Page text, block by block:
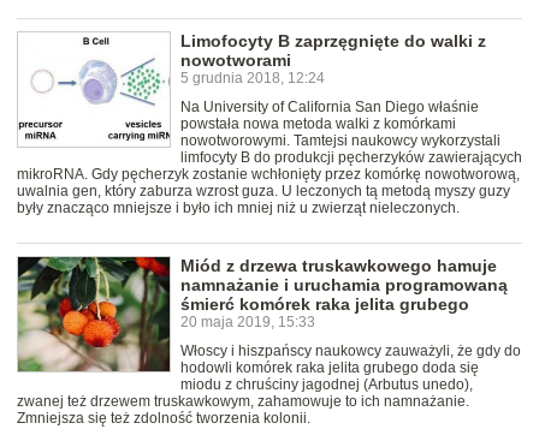
Limofocyty B zaprzęgnięte do walki z
nowotworami
5 grudnia 2018, 12:24
Na University of California San Diego właśnie
powstała nowa metoda walki z komórkami
nowotworowymi. Tamtejsi naukowcy wykorzystali
limfocyty B do produkcji pęcherzyków zawierających
mikroRNA. Gdy pęcherzyk zostanie wchłonięty przez komórkę nowotworową,
uwalnia gen, który zaburza wzrost guza. U leczonych tą metodą myszy guzy
były znacząco mniejsze i było ich mniej niż u zwierząt nieleczonych.
Miód z drzewa truskawkowego hamuje
namnażanie i uruchamia programowaną
śmierć komórek raka jelita grubego
20 maja 2019, 15:33
Włoscy i hiszpańscy naukowcy zauważyli, że gdy do
hodowli komórek raka jelita grubego doda się
miodu z chruściny jagodnej (Arbutus unedo),
zwanej też drzewem truskawkowym, zahamowuje to ich namnażanie.
Zmniejsza się też zdolność tworzenia kolonii.